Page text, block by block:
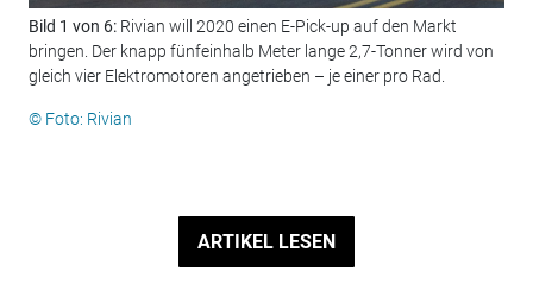
Bild 1 von 6: Rivian will 2020 einen E-Pick-up auf den Markt
bringen. Der knapp fünfeinhalb Meter lange 2,7-Tonner wird von
gleich vier Elektromotoren angetrieben – je einer pro Rad.
© Foto: Rivian
ARTIKEL LESEN